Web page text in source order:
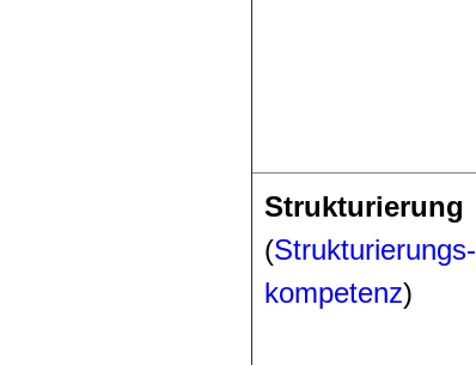
Strukturierung
(Strukturierungs-
kompetenz)